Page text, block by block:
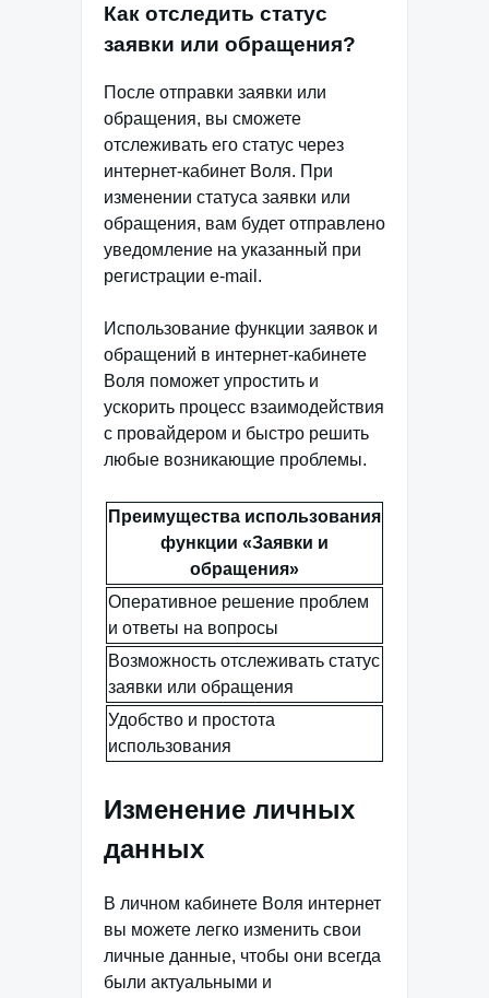
Как отследить статус
заявки или обращения?
После отправки заявки или
обращения, вы сможете
отслеживать его статус через
интернет-кабинет Воля. При
изменении статуса заявки или
обращения, вам будет отправлено
уведомление на указанный при
регистрации e-mail.
Использование функции заявок и
обращений в интернет-кабинете
Воля поможет упростить и
ускорить процесс взаимодействия
с провайдером и быстро решить
любые возникающие проблемы.
Преимущества использования
функции «Заявки и
обращения»
Оперативное решение проблем
и ответы на вопросы
Возможность отслеживать статус
заявки или обращения
Удобство и простота
использования
Изменение личных
данных
В личном кабинете Воля интернет
вы можете легко изменить свои
личные данные, чтобы они всегда
были актуальными и